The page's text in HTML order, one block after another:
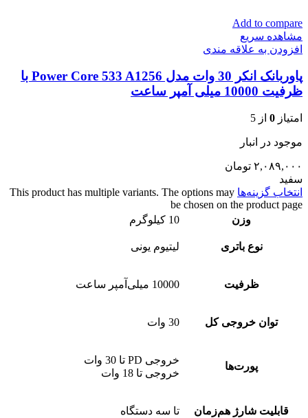
Add to compare
مشاهده سریع
افزودن به علاقه مندی
پاوربانک انکر 30 وات مدل Power Core 533 A1256 با
ظرفیت 10000 میلی آمپر ساعت
امتیاز 0 از 5
موجود در انبار
۲,۰۸۹,۰۰۰ تومان
سفید
انتخاب گزینه‌ها This product has multiple variants. The options may
be chosen on the product page
وزن
10 کیلوگرم
نوع باتری لیتیوم یونی
ظرفیت 10000 میلی‌آمپر ساعت
توان خروجی کل 30 وات
پورت‌ها
خروجی PD تا 30 وات
خروجی تا 18 وات
قابلیت شارژ هم‌زمان تا سه دستگاه